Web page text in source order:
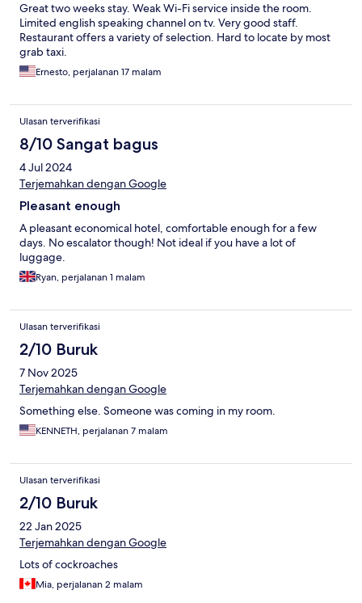
Great two weeks stay. Weak Wi-Fi service inside the room.
Limited english speaking channel on tv. Very good staff.
Restaurant offers a variety of selection. Hard to locate by most
grab taxi.
Ernesto, perjalanan 17 malam
Ulasan terverifikasi
8/10 Sangat bagus
4 Jul 2024
Terjemahkan dengan Google
Pleasant enough
A pleasant economical hotel, comfortable enough for a few
days. No escalator though! Not ideal if you have a lot of
luggage.
Ryan, perjalanan 1 malam
Ulasan terverifikasi
2/10 Buruk
7 Nov 2025
Terjemahkan dengan Google
Something else. Someone was coming in my room.
KENNETH, perjalanan 7 malam
Ulasan terverifikasi
2/10 Buruk
22 Jan 2025
Terjemahkan dengan Google
Lots of cockroaches
Mia, perjalanan 2 malam